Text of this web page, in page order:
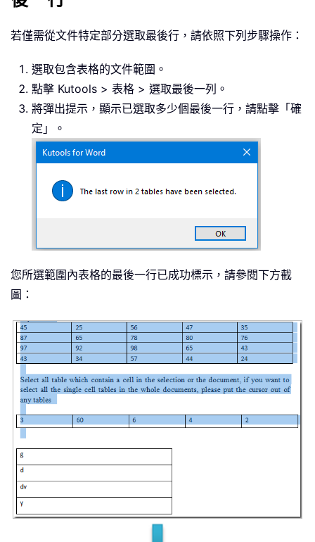
若僅需從文件特定部分選取最後行，請依照下列步驟操作：
選取包含表格的文件範圍。
點擊 Kutools > 表格 > 選取最後一列。
將彈出提示，顯示已選取多少個最後一行，請點擊「確
定」。
您所選範圍內表格的最後一行已成功標示，請參閱下方截
圖：